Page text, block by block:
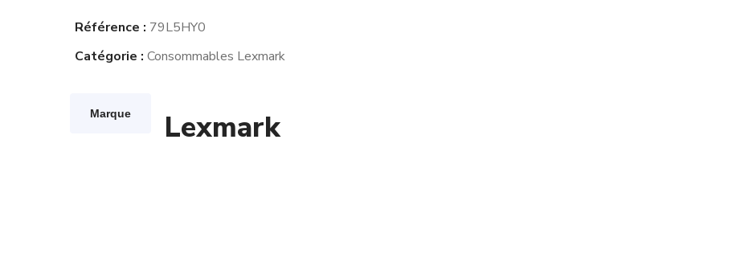
Référence : 79L5HY0
Catégorie : Consommables Lexmark
Marque Lexmark